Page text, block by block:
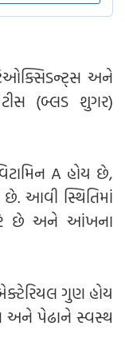
અને
(બ્લડ શુગર)
A હોય છે,
આવી સ્થિતિમાં
છે અને આંખના
ગુણ હોય
અને પેઢાને સ્વસ્થ